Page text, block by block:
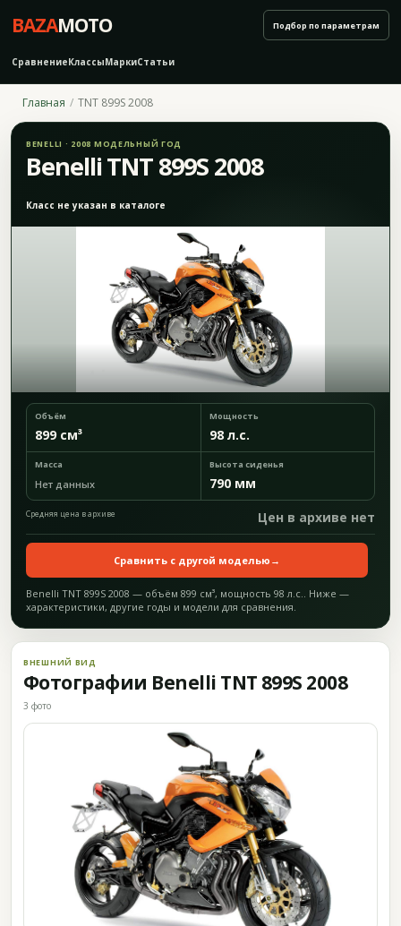
BAZAMOTO
СравнениеКлассыМаркиСтатьи
Подбор по параметрам
Главная TNT 899S 2008
BENELLI · 2008 МОДЕЛЬНЫЙ ГОД
Benelli TNT 899S 2008
Класс не указан в каталоге
Объём
899 см³
Мощность
98 л.с.
Масса
Нет данных
Высота сиденья
790 мм
Средняя цена в архиве Цен в архиве нет
Сравнить с другой моделью →
Benelli TNT 899S 2008 — объём 899 см³, мощность 98 л.с.. Ниже —
характеристики, другие годы и модели для сравнения.
ВНЕШНИЙ ВИД
Фотографии Benelli TNT 899S 2008
3 фото